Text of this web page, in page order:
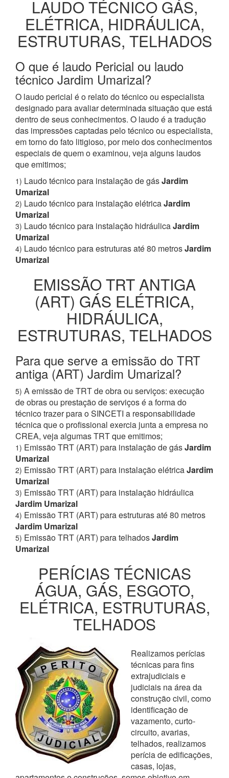
LAUDO TÉCNICO GÁS,
ELÉTRICA, HIDRÁULICA,
ESTRUTURAS, TELHADOS
O que é laudo Pericial ou laudo
técnico Jardim Umarizal?
O laudo pericial é o relato do técnico ou especialista
designado para avaliar determinada situação que está
dentro de seus conhecimentos. O laudo é a tradução
das impressões captadas pelo técnico ou especialista,
em torno do fato litigioso, por meio dos conhecimentos
especiais de quem o examinou, veja alguns laudos
que emitimos;
1) Laudo técnico para instalação de gásJardim
Umarizal
2) Laudo técnico para instalação elétricaJardim
Umarizal
3) Laudo técnico para instalação hidráulicaJardim
Umarizal
4) Laudo técnico para estruturas até 80 metrosJardim
Umarizal
EMISSÃO TRT ANTIGA
(ART) GÁS ELÉTRICA,
HIDRÁULICA,
ESTRUTURAS, TELHADOS
Para que serve a emissão do TRT
antiga (ART) Jardim Umarizal?
5) A emissão de TRT de obra ou serviços: execução
de obras ou prestação de serviços é a forma do
técnico trazer para o SINCETI a responsabilidade
técnica que o profissional exercia junta a empresa no
CREA, veja algumas TRT que emitimos;
1) Emissão TRT (ART) para instalação de gásJardim
Umarizal
2) Emissão TRT (ART) para instalação elétricaJardim
Umarizal
3) Emissão TRT (ART) para instalação hidráulica
Jardim Umarizal
4) Emissão TRT (ART) para estruturas até 80 metros
Jardim Umarizal
5) Emissão TRT (ART) para telhadosJardim
Umarizal
PERÍCIAS TÉCNICAS
ÁGUA, GÁS, ESGOTO,
ELÉTRICA, ESTRUTURAS,
TELHADOS
Realizamos perícias
técnicas para fins
extrajudiciais e
judiciais na área da
construção civil, como
identificação de
vazamento, curto-
circuito, avarias,
telhados, realizamos
perícia de edificações,
casas, lojas,